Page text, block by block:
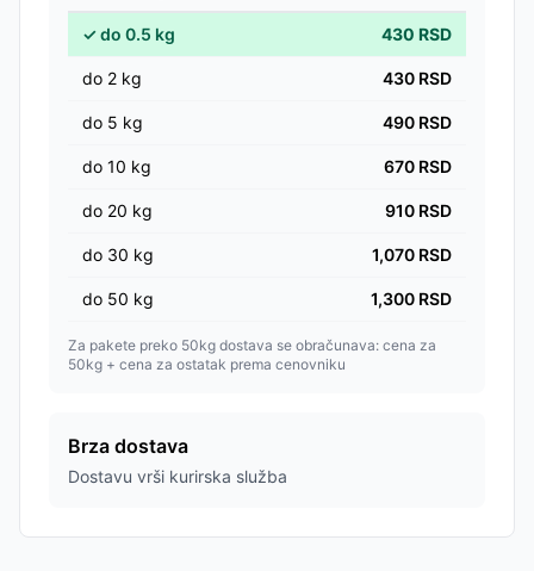
✓do 0.5 kg 430 RSD
do 2 kg 430 RSD
do 5 kg 490 RSD
do 10 kg 670 RSD
do 20 kg 910 RSD
do 30 kg 1,070 RSD
do 50 kg 1,300 RSD
Za pakete preko 50kg dostava se obračunava: cena za
50kg + cena za ostatak prema cenovniku
Brza dostava
Dostavu vrši kurirska služba